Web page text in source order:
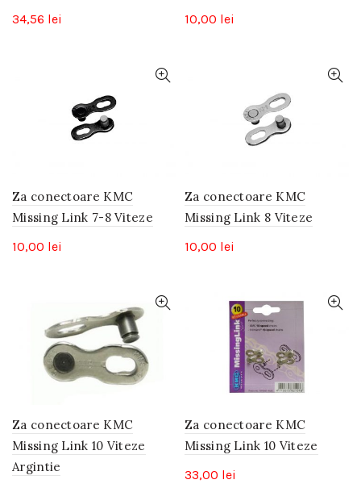
34,56 lei
10,00 lei
Za conectoare KMC
Missing Link 7-8 Viteze
10,00 lei
Za conectoare KMC
Missing Link 8 Viteze
10,00 lei
Za conectoare KMC
Missing Link 10 Viteze
Argintie
Za conectoare KMC
Missing Link 10 Viteze
33,00 lei